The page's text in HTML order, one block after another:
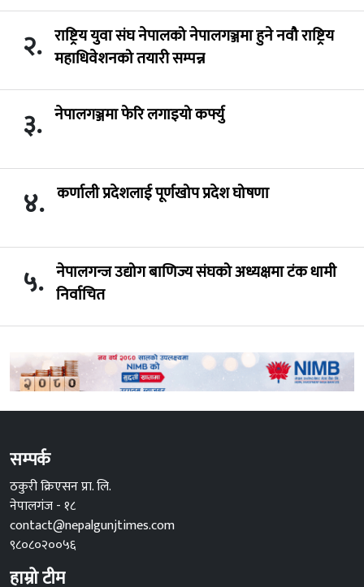
२. राष्ट्रिय युवा संघ नेपालको नेपालगञ्जमा हुने नवौ राष्ट्रिय
महाधिवेशनको तयारी सम्पन्न
३. नेपालगञ्जमा फेरि लगाइयो कर्फ्यु
४. कर्णाली प्रदेशलाई पूर्णखोप प्रदेश घोषणा
५. नेपालगन्ज उद्योग बाणिज्य संघको अध्यक्षमा टंक धामी
निर्वाचित
सम्पर्क
ठकुरी क्रिएसन प्रा. लि.
नेपालगंज - १८
contact@nepalgunjtimes.com
९८०८०२००५६
हाम्रो टीम